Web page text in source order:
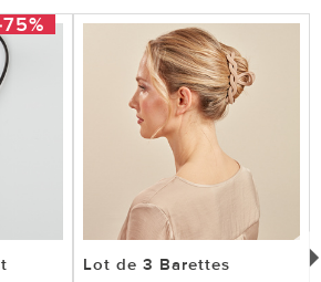
Lot de 3 Barettes